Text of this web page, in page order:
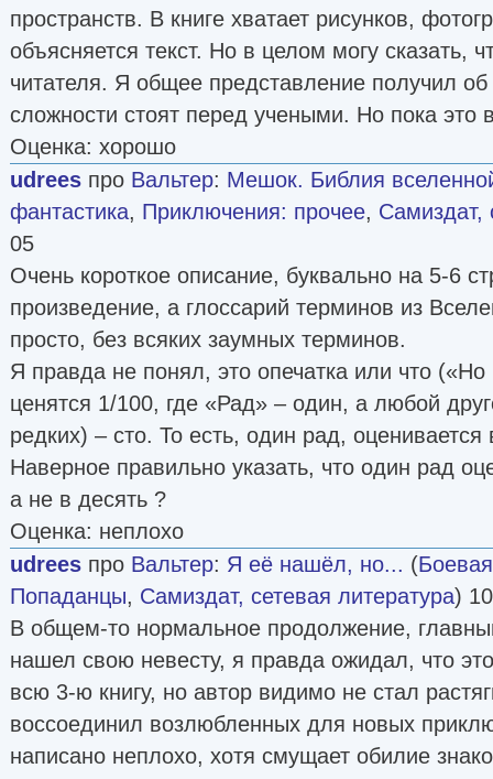
пространств. В книге хватает рисунков,
объясняется текст. Но в целом могу сказать,
читателя. Я общее представление получил об
сложности стоят перед учеными. Но пока это
Оценка: хорошо
udrees про Вальтер: Мешок. Библия
фантастика, Приключения: прочее, Самиздат,
05
Очень короткое описание, буквально на 5-6
произведение, а глоссарий терминов из
просто, без всяких заумных терминов.
Я правда не понял, это опечатка или что
ценятся 1/100, где «Рад» – один, а любой
редких) – сто. То есть, один рад,
Наверное правильно указать, что один рад
а не в десять ?
Оценка: неплохо
udrees про Вальтер: Я её нашёл, но... (
Попаданцы, Самиздат, сетевая литература)
В общем-то нормальное продолжение,
нашел свою невесту, я правда ожидал, что
всю 3-ю книгу, но автор видимо не стал
воссоединил возлюбленных для новых
написано неплохо, хотя смущает обилие